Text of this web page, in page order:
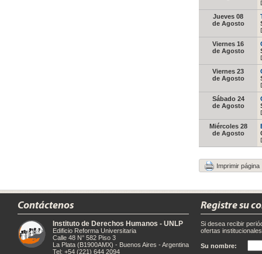
Jueves 08
de Agosto
Viernes 16
de Agosto
Viernes 23
de Agosto
Sábado 24
de Agosto
Miércoles 28
de Agosto
Imprimir página
Contáctenos
Instituto de Derechos Humanos - UNLP
Edificio Reforma Universitaria
Calle 48 N° 582 Piso 3
La Plata (B1900AMX) - Buenos Aires - Argentina
Tel: +54 (221) 644 2094
Registre su
Si desea recibir
ofertas
Su nombre: